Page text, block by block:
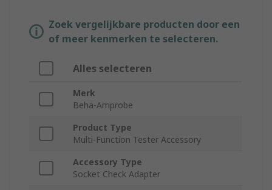
Zoek vergelijkbare producten door een
of meer kenmerken te selecteren.
Alles selecteren
Merk
Beha-Amprobe
Product Type
Multi-Function Tester Accessory
Accessory Type
Socket Check Adapter